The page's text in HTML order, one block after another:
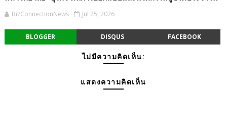
BizConnectionNews Jul 25, 2026
BLOGGER DISQUS FACEBOOK
ไม่มีความคิดเห็น:
แสดงความคิดเห็น